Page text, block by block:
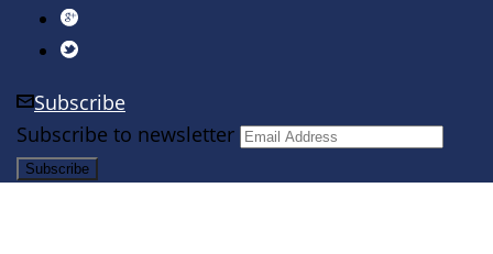
Subscribe
Subscribe to newsletter